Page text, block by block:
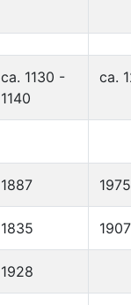
ca. 1130 -
1140
ca.
1887 1975
1835 1907
1928